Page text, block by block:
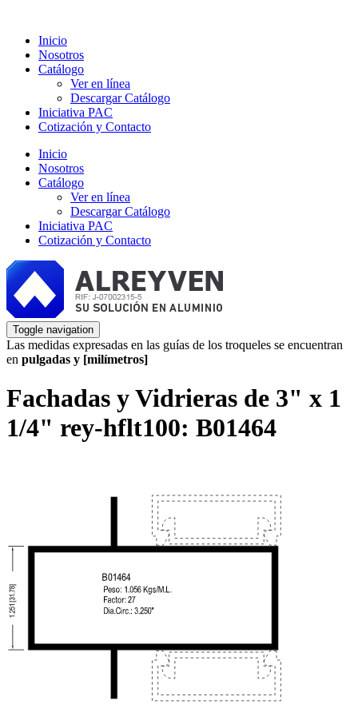
Inicio
Nosotros
Catálogo
Ver en línea
Descargar Catálogo
Iniciativa PAC
Cotización y Contacto
Inicio
Nosotros
Catálogo
Ver en línea
Descargar Catálogo
Iniciativa PAC
Cotización y Contacto
Toggle navigation
Las medidas expresadas en las guías de los troqueles se encuentran
en pulgadas y [milímetros]
Fachadas y Vidrieras de 3" x 1
1/4" rey-hflt100: B01464